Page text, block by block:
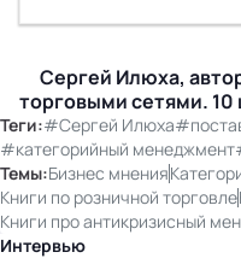
Сергей Илюха,
торговыми сетями.
Теги:#Сергей Илюха
#категорийный менеджмент
Темы:Бизнес мнения
Книги по розничной торговле
Книги про антикризисный
Интервью